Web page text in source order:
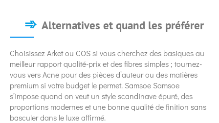
Alternatives et quand les préférer
Choisissez Arket ou COS si vous cherchez des basiques au
meilleur rapport qualité-prix et des fibres simples ; tournez-
vous vers Acne pour des pièces d’auteur ou des matières
premium si votre budget le permet. Samsoe Samsoe
s’impose quand on veut un style scandinave épuré, des
proportions modernes et une bonne qualité de finition sans
basculer dans le luxe affirmé.